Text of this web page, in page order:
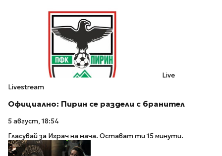
Live
Livestream
Официално: Пирин се раздели с бранител
5 август, 18:54
Гласувай за Играч на мача. Остават ти 15 минути.